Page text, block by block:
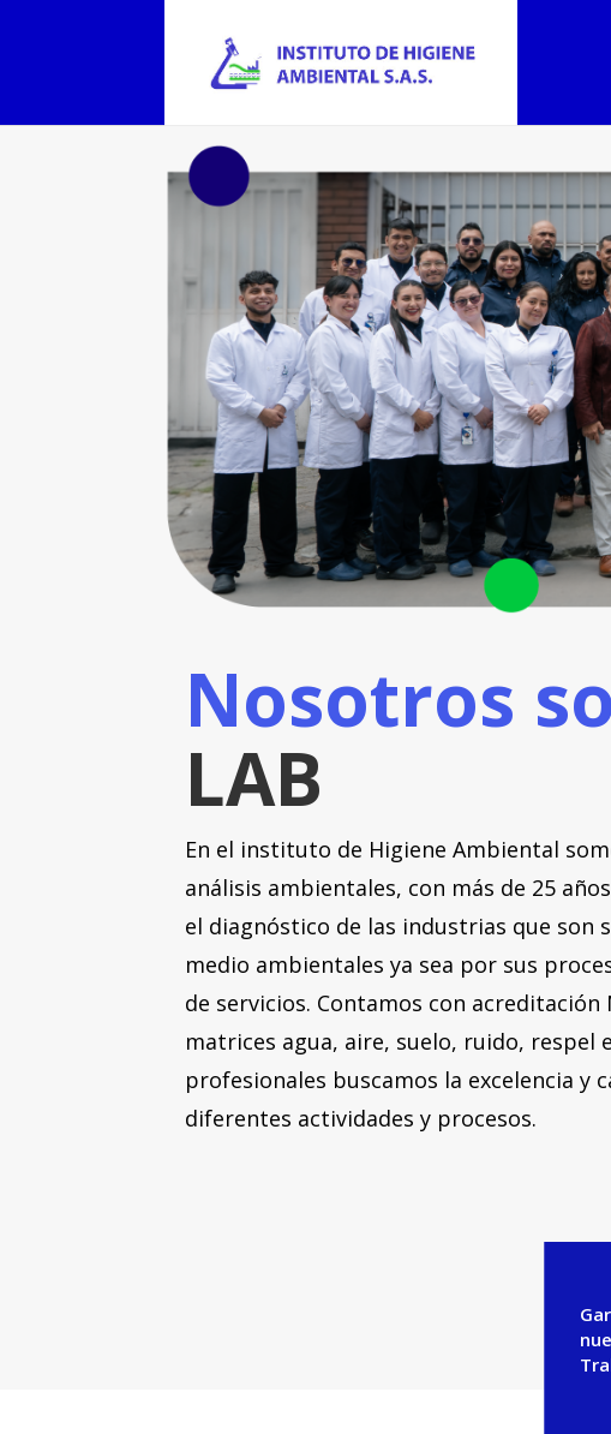
Nosotros
LAB
En el instituto de Higiene Ambiental
análisis ambientales, con más de 25
el diagnóstico de las industrias que son
medio ambientales ya sea por sus
de servicios. Contamos con acreditación
matrices agua, aire, suelo, ruido, respel
profesionales buscamos la excelencia y
diferentes actividades y procesos.